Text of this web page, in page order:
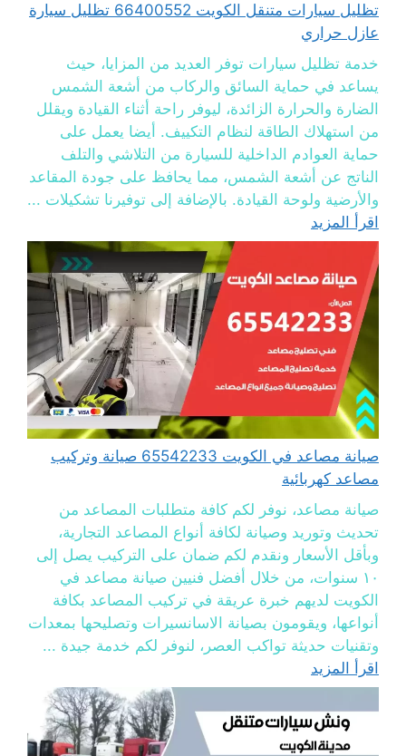
تظليل سيارات متنقل الكويت 66400552 تظليل سيارة
عازل حراري
خدمة تظليل سيارات توفر العديد من المزايا، حيث
يساعد في حماية السائق والركاب من أشعة الشمس
الضارة والحرارة الزائدة، ليوفر راحة أثناء القيادة ويقلل
من استهلاك الطاقة لنظام التكييف. أيضا يعمل على
حماية العوادم الداخلية للسيارة من التلاشي والتلف
الناتج عن أشعة الشمس، مما يحافظ على جودة المقاعد
والأرضية ولوحة القيادة. بالإضافة إلى توفيرنا تشكيلات ...
اقرأ المزيد
صيانة مصاعد في الكويت 65542233 صيانة وتركيب
مصاعد كهربائية
صيانة مصاعد، نوفر لكم كافة متطلبات المصاعد من
تحديث وتوريد وصيانة لكافة أنواع المصاعد التجارية،
وبأقل الأسعار ونقدم لكم ضمان على التركيب يصل إلى
١٠ سنوات، من خلال أفضل فنيين صيانة مصاعد في
الكويت لديهم خبرة عريقة في تركيب المصاعد بكافة
أنواعها، ويقومون بصيانة الاسانسيرات وتصليحها بمعدات
وتقنيات حديثة تواكب العصر، لنوفر لكم خدمة جيدة ...
اقرأ المزيد